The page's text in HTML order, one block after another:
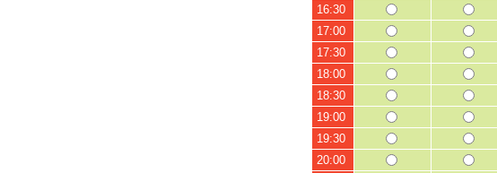
16:30
17:00
17:30
18:00
18:30
19:00
19:30
20:00